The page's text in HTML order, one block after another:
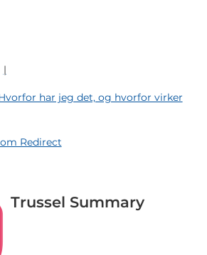
har jeg det, og hvorfor virker
Redirect
Trussel Summary